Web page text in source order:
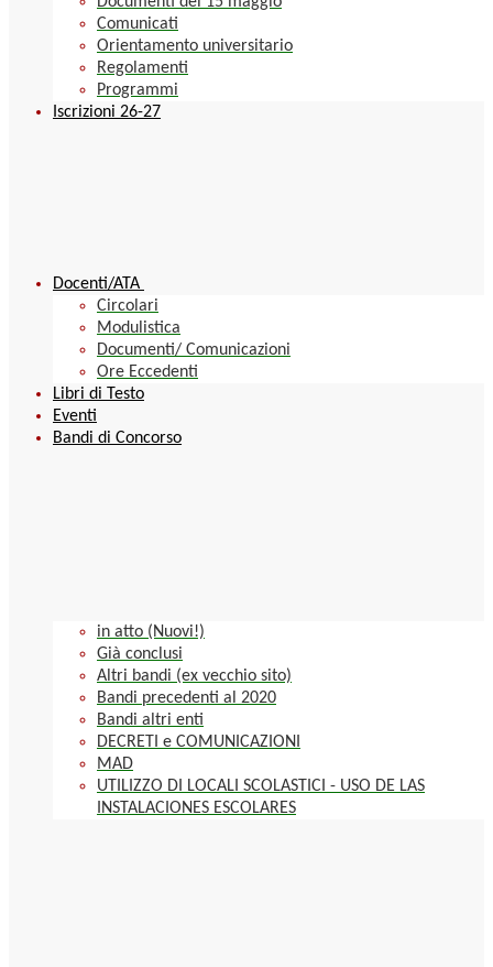
Comunicati
Orientamento universitario
Regolamenti
Programmi
Iscrizioni 26-27
Docenti/ATA
Circolari
Modulistica
Documenti/ Comunicazioni
Ore Eccedenti
Libri di Testo
Eventi
Bandi di Concorso
in atto (Nuovi!)
Già conclusi
Altri bandi (ex vecchio sito)
Bandi precedenti al 2020
Bandi altri enti
DECRETI e COMUNICAZIONI
MAD
UTILIZZO DI LOCALI SCOLASTICI - USO DE LAS
INSTALACIONES ESCOLARES